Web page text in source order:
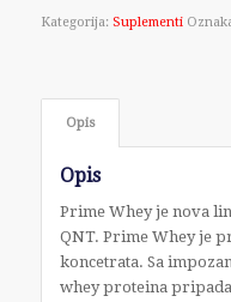
Kategorija: Suplementi
Opis
Opis
Prime Whey je nova
QNT. Prime Whey je
koncetrata. Sa
whey proteina